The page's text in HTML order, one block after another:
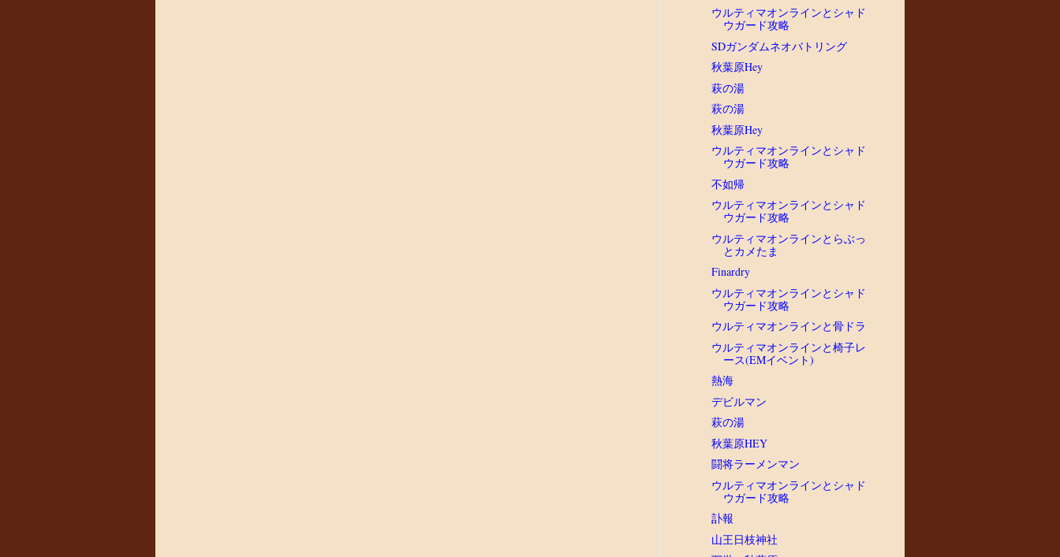
ウルティマオンラインとシャド
ウガード攻略
SDガンダムネオバトリング
秋葉原Hey
萩の湯
萩の湯
秋葉原Hey
ウルティマオンラインとシャド
ウガード攻略
不如帰
ウルティマオンラインとシャド
ウガード攻略
ウルティマオンラインとらぶっ
とカメたま
Finardry
ウルティマオンラインとシャド
ウガード攻略
ウルティマオンラインと骨ドラ
ウルティマオンラインと椅子レ
ース(EMイベント)
熱海
デビルマン
萩の湯
秋葉原HEY
闘将ラーメンマン
ウルティマオンラインとシャド
ウガード攻略
訃報
山王日枝神社